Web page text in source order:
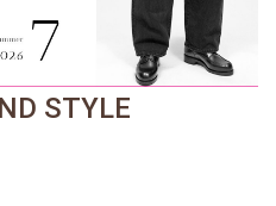
STYLE